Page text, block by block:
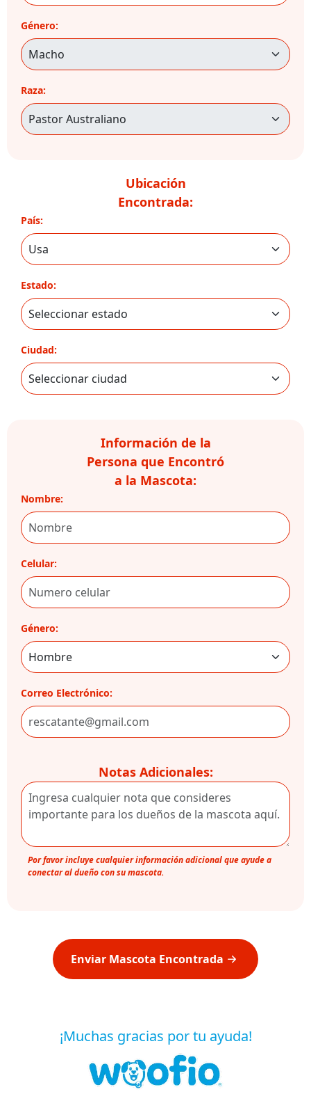
Género:
Raza:
Ubicación
Encontrada:
País:
Estado:
Ciudad:
Información de la
Persona que Encontró
a la Mascota:
Nombre:
Celular:
Género:
Correo Electrónico:
Notas Adicionales:
Por favor incluye cualquier información adicional que ayude a
conectar al dueño con su mascota.
Enviar Mascota Encontrada
¡Muchas gracias por tu ayuda!